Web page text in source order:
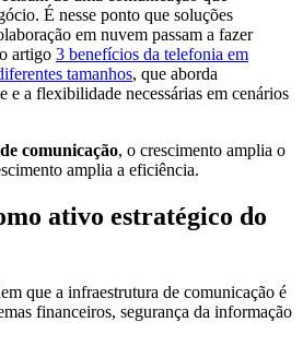
É nesse ponto que soluções
em nuvem passam a fazer
artigo 3 benefícios da telefonia em
tamanhos, que aborda
e a flexibilidade necessárias em cenários
comunicação, o crescimento amplia o
amplia a eficiência.
ativo estratégico do
que a infraestrutura de comunicação é
financeiros, segurança da informação